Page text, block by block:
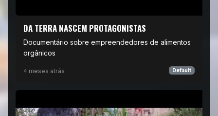
DA TERRA NASCEM PROTAGONISTAS
Documentário sobre empreendedores de alimentos
orgânicos
4 meses atrás Default